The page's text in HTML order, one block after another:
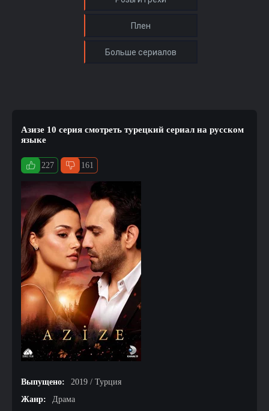
Азизе 10 серия смотреть турецкий сериал на русском
языке
227 161
Выпущено:
2019 / Турция
Жанр:
Драма